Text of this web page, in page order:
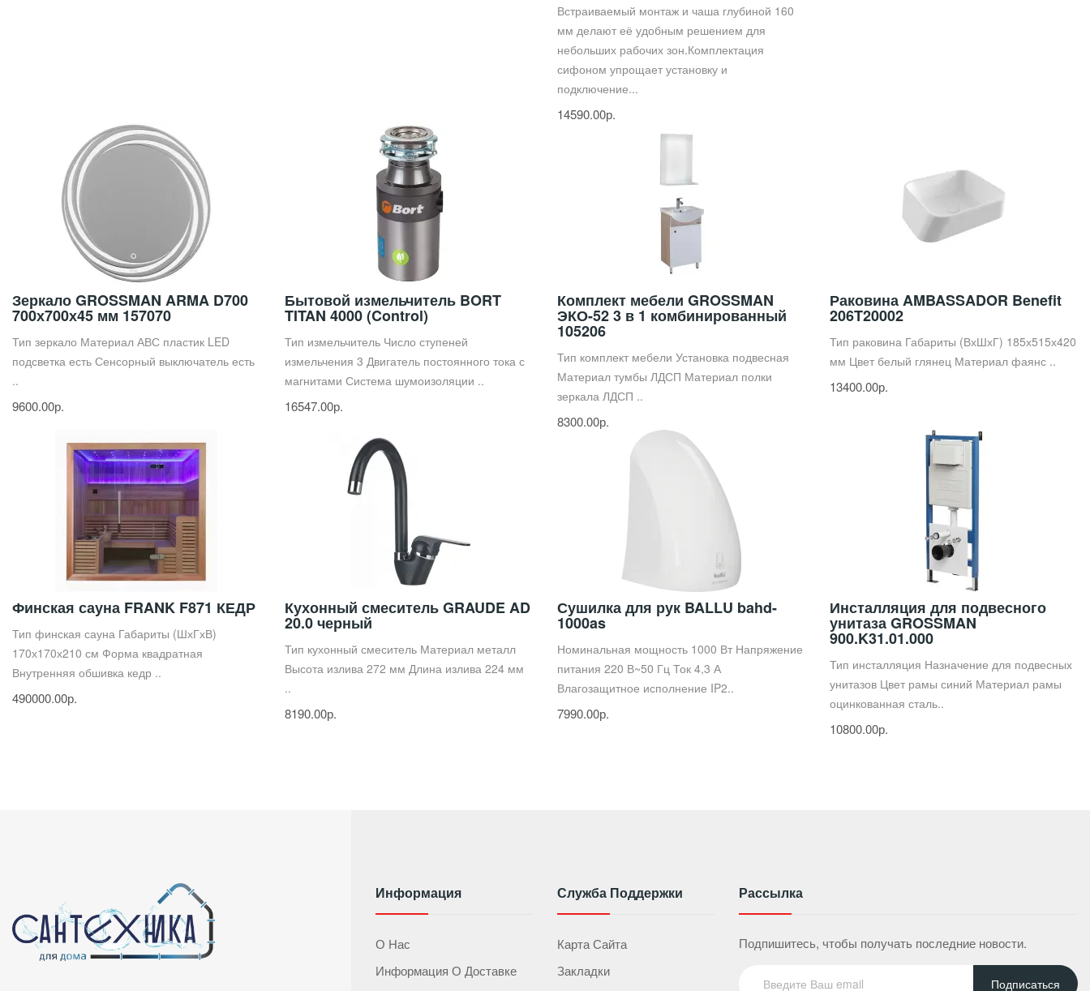
Встраиваемый монтаж и чаша глубиной 160
мм делают её удобным решением для
небольших рабочих зон.Комплектация
сифоном упрощает установку и
подключение...
14590.00р.
Зеркало GROSSMAN ARMA D700
700х700х45 мм 157070
Тип зеркало Материал АВС пластик LED
подсветка есть Сенсорный выключатель есть
..
9600.00р.
Бытовой измельчитель BORT
TITAN 4000 (Control)
Тип измельчитель Число ступеней
измельчения 3 Двигатель постоянного тока с
магнитами Система шумоизоляции ..
16547.00р.
Комплект мебели GROSSMAN
ЭКО-52 3 в 1 комбинированный
105206
Тип комплект мебели Установка подвесная
Материал тумбы ЛДСП Материал полки
зеркала ЛДСП ..
8300.00р.
Раковина AMBASSADOR Benefit
206T20002
Тип раковина Габариты (ВхШхГ) 185х515х420
мм Цвет белый глянец Материал фаянс ..
13400.00р.
Финская сауна FRANK F871 КЕДР
Тип финская сауна Габариты (ШхГхВ)
170х170х210 см Форма квадратная
Внутренняя обшивка кедр ..
490000.00р.
Кухонный смеситель GRAUDE AD
20.0 черный
Тип кухонный смеситель Материал металл
Высота излива 272 мм Длина излива 224 мм
..
8190.00р.
Сушилка для рук BALLU bahd-
1000as
Номинальная мощность 1000 Вт Напряжение
питания 220 В~50 Гц Ток 4,3 А
Влагозащитное исполнение IP2..
7990.00р.
Инсталляция для подвесного
унитаза GROSSMAN
900.K31.01.000
Тип инсталляция Назначение для подвесных
унитазов Цвет рамы синий Материал рамы
оцинкованная сталь..
10800.00р.
Информация
О Нас
Информация О Доставке
Служба Поддержки
Карта Сайта
Закладки
Рассылка
Подпишитесь, чтобы получать последние новости.
Подписаться